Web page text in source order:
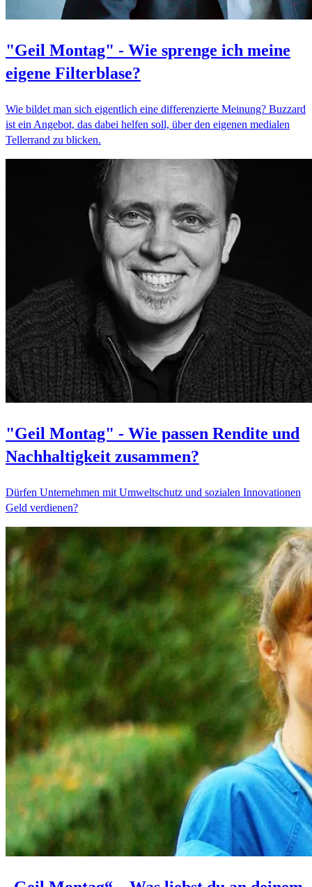
"Geil Montag" - Wie sprenge ich meine
eigene Filterblase?
Wie bildet man sich eigentlich eine differenzierte Meinung? Buzzard
ist ein Angebot, das dabei helfen soll, über den eigenen medialen
Tellerrand zu blicken.
"Geil Montag" - Wie passen Rendite und
Nachhaltigkeit zusammen?
Dürfen Unternehmen mit Umweltschutz und sozialen Innovationen
Geld verdienen?